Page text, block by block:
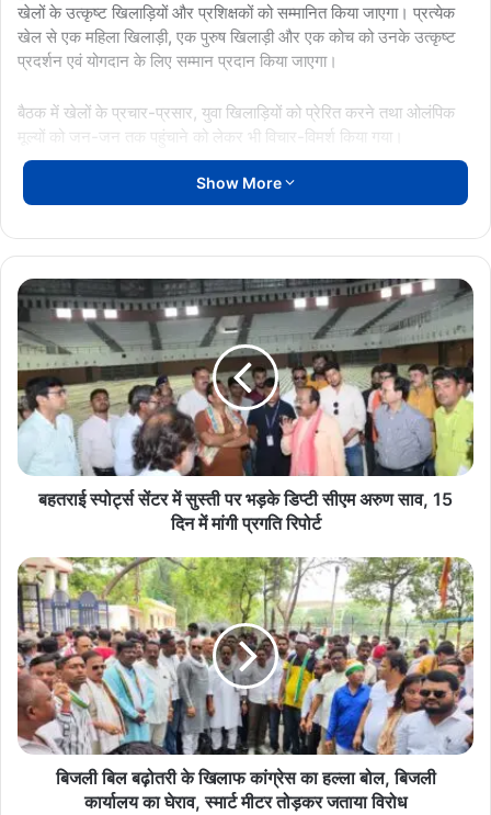
खेलों के उत्कृष्ट खिलाड़ियों और प्रशिक्षकों को सम्मानित किया जाएगा। प्रत्येक
खेल से एक महिला खिलाड़ी, एक पुरुष खिलाड़ी और एक कोच को उनके उत्कृष्ट
प्रदर्शन एवं योगदान के लिए सम्मान प्रदान किया जाएगा।
बैठक में खेलों के प्रचार-प्रसार, युवा खिलाड़ियों को प्रेरित करने तथा ओलंपिक
मूल्यों को जन-जन तक पहुंचाने को लेकर भी विचार-विमर्श किया गया।
बैठक में छत्तीसगढ़ ओलंपिक संघ के महासचिव डॉ. विक्रम सिंह सिसोदिया, उपाध्यक्ष
गजराज पगरिया, आर.के. श्रीवास्तव, सहसचिव अकरम खान, प्रशांत सिंह
रघुवंशी, कार्यकारिणी सदस्य अवतार जुनेजा, डॉ. अतुल शुक्ला तथा प्रमोद सिंह
ठाकुर सहित अन्य पदाधिकारी उपस्थित रहे।
ChhattisgarhOlympicAssociation
OlympicDay2026
Show More
बहतराई
स्पोर्ट्स
सेंटर
में
सुस्ती
पर
भड़के
डिप्टी
सीएम
अरुण
दिन
में
मांगी
प्रगति
रिपोर्ट
बहतराई स्पोर्ट्स सेंटर में सुस्ती पर भड़के डिप्टी सीएम अरुण साव, 15
दिन में मांगी प्रगति रिपोर्ट
बिजली
बिल
बढ़ोतरी
के
खिलाफ
कांग्रेस
का
हल्ला
बोल,
बिजली बिल बढ़ोतरी के खिलाफ कांग्रेस का हल्ला बोल, बिजली
कार्यालय का घेराव, स्मार्ट मीटर तोड़कर जताया विरोध